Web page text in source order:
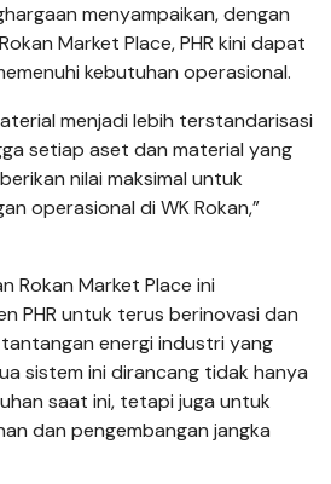
menyampaikan, dengan
Market Place, PHR kini dapat
kebutuhan operasional.
menjadi lebih terstandarisasi
setiap aset dan material yang
nilai maksimal untuk
operasional di WK Rokan,”
Rokan Market Place ini
PHR untuk terus berinovasi dan
energi industri yang
sistem ini dirancang tidak hanya
saat ini, tetapi juga untuk
dan pengembangan jangka